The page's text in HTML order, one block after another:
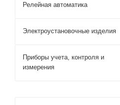
Релейная автоматика
Электроустановочные изделия
Приборы учета, контроля и
измерения